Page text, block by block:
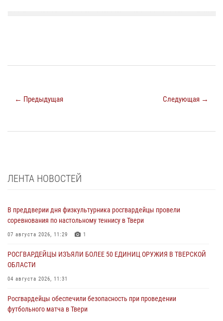
← Предыдущая Следующая →
ЛЕНТА НОВОСТЕЙ
В преддверии дня физкультурника росгвардейцы провели
соревнования по настольному теннису в Твери
07 августа 2026, 11:29 1
РОСГВАРДЕЙЦЫ ИЗЪЯЛИ БОЛЕЕ 50 ЕДИНИЦ ОРУЖИЯ В ТВЕРСКОЙ
ОБЛАСТИ
04 августа 2026, 11:31
Росгвардейцы обеспечили безопасность при проведении
футбольного матча в Твери